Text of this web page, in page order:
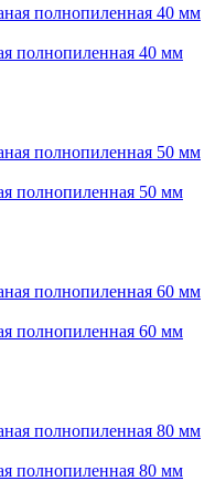
полнопиленная 40 мм
полнопиленная 50 мм
полнопиленная 60 мм
полнопиленная 80 мм